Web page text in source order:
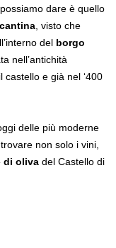
dare è quello
, visto che
del borgo
nell’antichità
e già nel ‘400
delle più moderne
non solo i vini,
di oliva del Castello di